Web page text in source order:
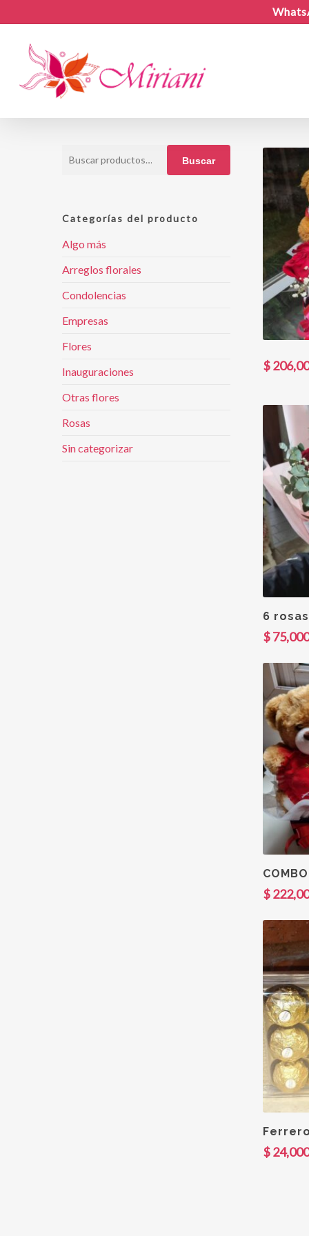
content
por:
Buscar
Categorías del producto
Algo más
Arreglos florales
Condolencias
Empresas
Flores
Inauguraciones
Otras flores
Rosas
Sin categorizar
$
6 rosas
$
$
$